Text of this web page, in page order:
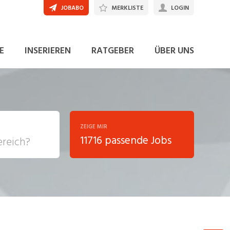
INSERIEREN RATGEBER ÜBER UNS
JOBABO MERKLISTE LOGIN
ZEIGE MIR
11716 passende Jobs